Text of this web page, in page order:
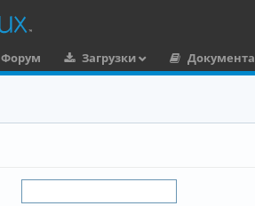
Форум Загрузки